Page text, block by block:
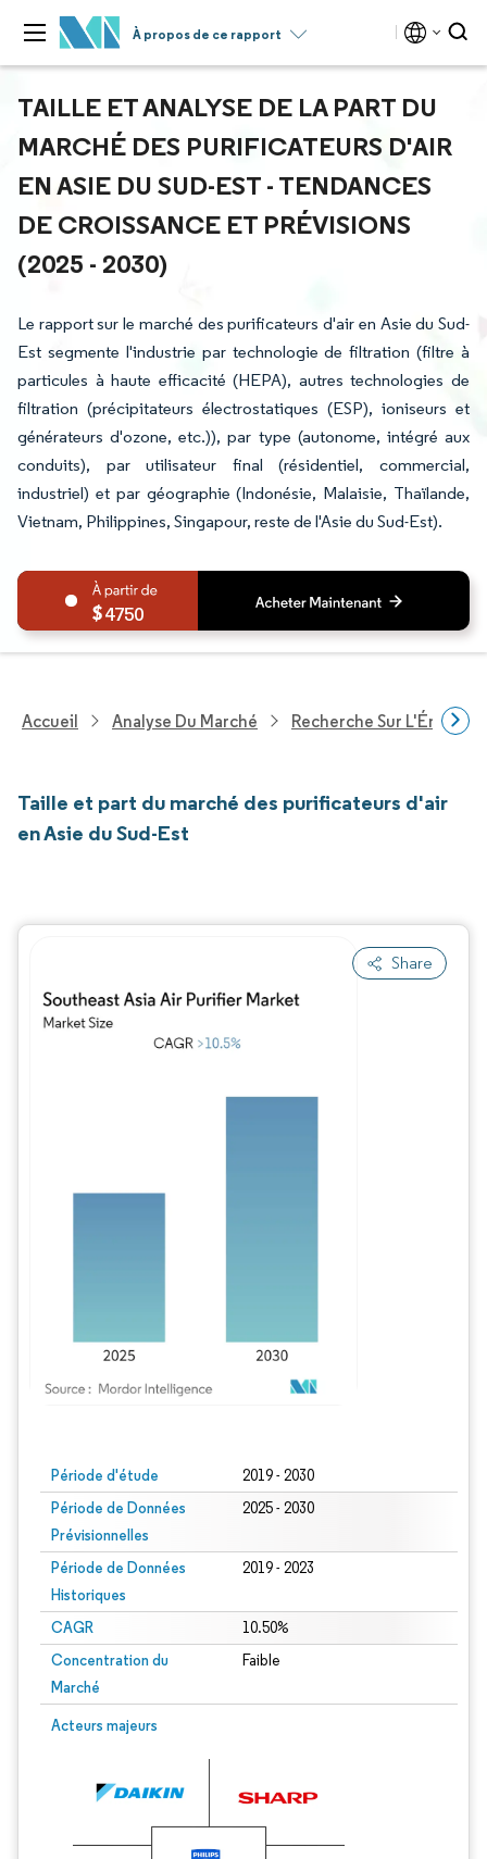
À propos de ce rapport
TAILLE ET ANALYSE DE LA PART DU
MARCHÉ DES PURIFICATEURS D'AIR
EN ASIE DU SUD-EST - TENDANCES
DE CROISSANCE ET PRÉVISIONS
(2025 - 2030)
Le rapport sur le marché des purificateurs d'air en Asie du Sud-
Est segmente l'industrie par technologie de filtration (filtre à
particules à haute efficacité (HEPA), autres technologies de
filtration (précipitateurs électrostatiques (ESP), ioniseurs et
générateurs d'ozone, etc.)), par type (autonome, intégré aux
conduits), par utilisateur final (résidentiel, commercial,
industriel) et par géographie (Indonésie, Malaisie, Thaïlande,
Vietnam, Philippines, Singapour, reste de l'Asie du Sud-Est).
4750
Accueil Analyse Du Marché Recherche Sur
Taille et part du marché des purificateurs d'air
en Asie du Sud-Est
Share
Période d'étude 2019 - 2030
Période de Données
Prévisionnelles
2025 - 2030
Période de Données
Historiques
2019 - 2023
CAGR 10.50%
Concentration du
Marché
Faible
Acteurs majeurs